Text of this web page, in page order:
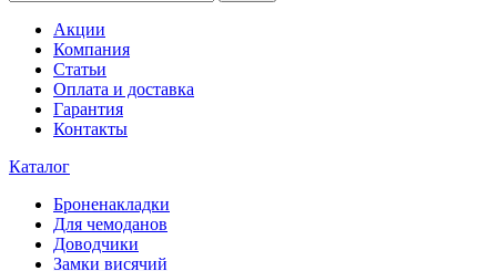
Акции
Компания
Статьи
Оплата и доставка
Гарантия
Контакты
Каталог
Броненакладки
Для чемоданов
Доводчики
Замки висячий